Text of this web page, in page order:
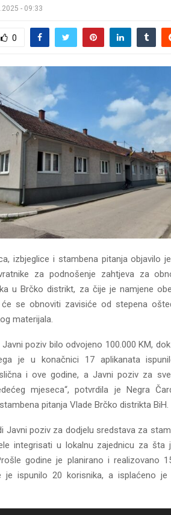
- 09:33
0
izbjeglice i stambena pitanja objavilo
za podnošenje zahtjeva za
u Brčko distrikt, za čije je namjene
se obnoviti zavisiće od stepena
materijala.
poziv bilo odvojeno 100.000 KM,
je u konačnici 17 aplikanata
i ove godine, a Javni poziv za
mjeseca“, potvrdila je Negra
pitanja Vlade Brčko distrikta BiH.
Javni poziv za dodjelu sredstava za
integrisati u lokalnu zajednicu za šta
godine je planirano i realizovano
je ispunilo 20 korisnika, a isplaćeno